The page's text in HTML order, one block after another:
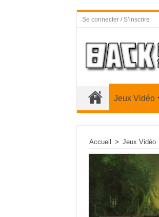
Se connecter / S’inscrire
Jeux Vidéo
Accueil > Jeux Vidéo